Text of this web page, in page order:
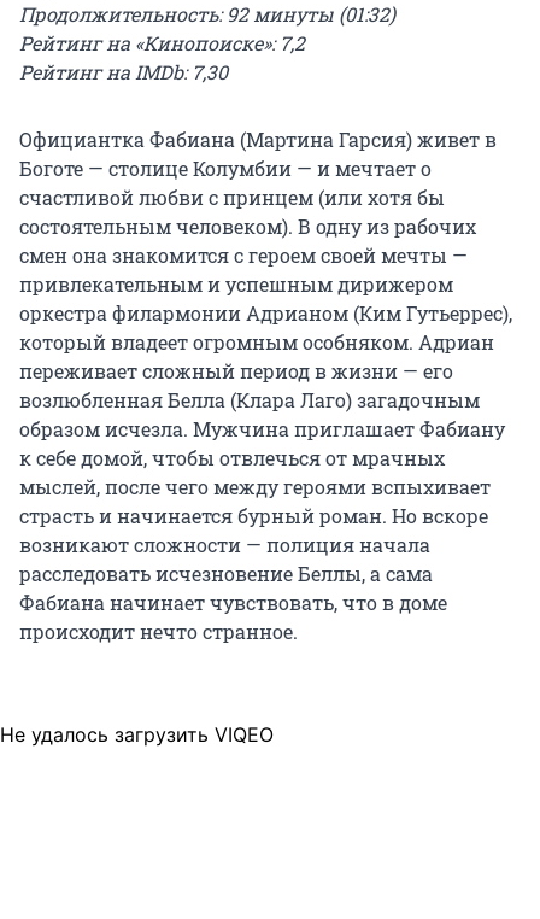
Продолжительность: 92 минуты (01:32)
Рейтинг на «Кинопоиске»: 7,2
Рейтинг на IMDb: 7,30
Официантка Фабиана (Мартина Гарсия) живет в
Боготе — столице Колумбии — и мечтает о
счастливой любви с принцем (или хотя бы
состоятельным человеком). В одну из рабочих
смен она знакомится с героем своей мечты —
привлекательным и успешным дирижером
оркестра филармонии Адрианом (Ким Гутьеррес),
который владеет огромным особняком. Адриан
переживает сложный период в жизни — его
возлюбленная Белла (Клара Лаго) загадочным
образом исчезла. Мужчина приглашает Фабиану
к себе домой, чтобы отвлечься от мрачных
мыслей, после чего между героями вспыхивает
страсть и начинается бурный роман. Но вскоре
возникают сложности — полиция начала
расследовать исчезновение Беллы, а сама
Фабиана начинает чувствовать, что в доме
происходит нечто странное.
Не удалось загрузить VIQEO